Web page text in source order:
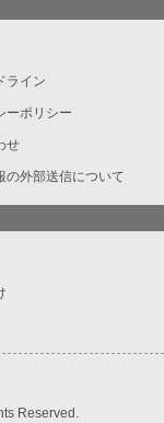
ライン
ーポリシー
せ
の外部送信について
Reserved.